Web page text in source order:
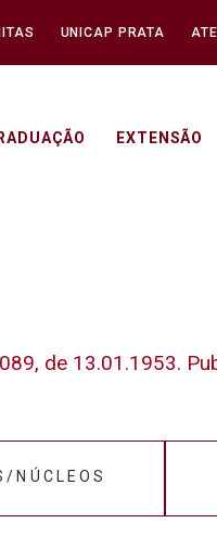
UNICAP PRATA
EXTENSÃO
de 13.01.1953.
NÚCLEOS